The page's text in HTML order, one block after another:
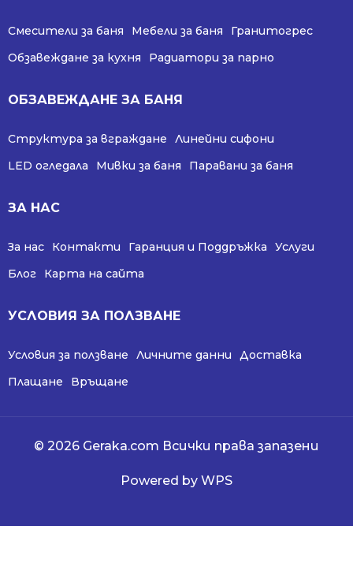
Смесители за баня Мебели за баня
Гранитогрес
Обзавеждане за кухня
Радиатори за парно
ОБЗАВЕЖДАНЕ ЗА БАНЯ
Структура за вграждане
Линейни сифони
LED огледала
Мивки за баня Паравани за баня
ЗА НАС
За нас Контакти Гаранция и Поддръжка
Услуги
Блог
Карта на сайта
УСЛОВИЯ ЗА ПОЛЗВАНЕ
Условия за ползване Личните данни
Доставка
Плащане
Връщане
© 2026 Geraka.com Всички права запазени
Powered by WPS